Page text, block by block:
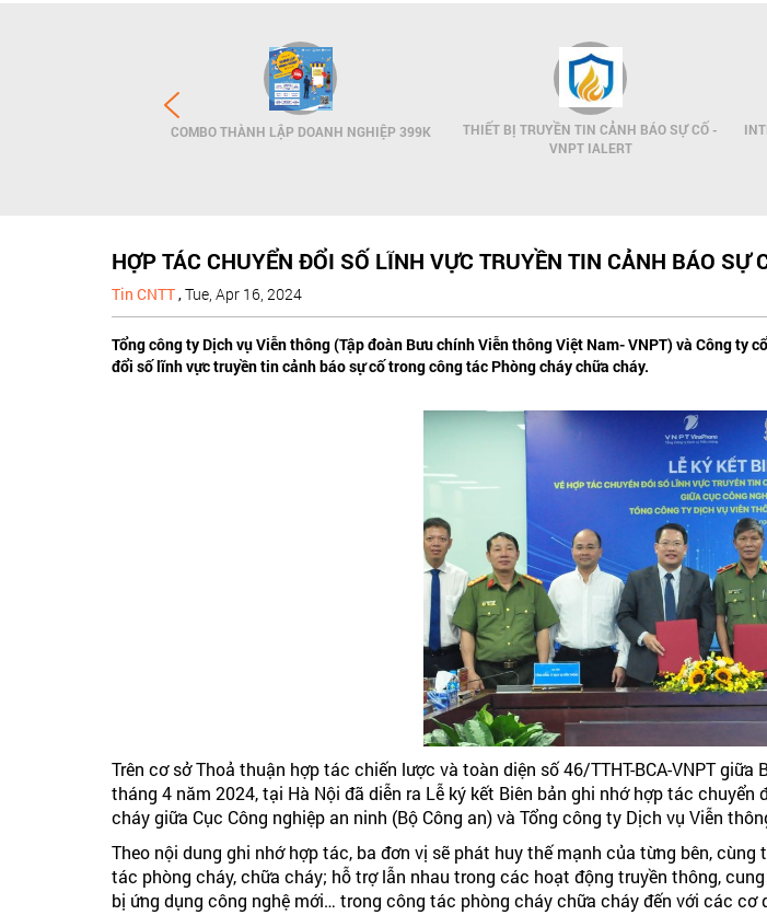
COMBO THÀNH LẬP DOANH NGHIỆP 399K
THIẾT BỊ TRUYỀN TIN CẢNH BÁO SỰ CỐ -
VNPT IALERT
HỢP TÁC CHUYỂN ĐỔI SỐ LĨNH VỰC TRUYỀN TIN CẢNH BÁO SỰ
Tin CNTT,Tue, Apr 16, 2024
Tổng công ty Dịch vụ Viễn thông (Tập đoàn Bưu chính Viễn thông Việt Nam- VNPT) và Công ty
đổi số lĩnh vực truyền tin cảnh báo sự cố trong công tác Phòng cháy chữa cháy.
Trên cơ sở Thoả thuận hợp tác chiến lược và toàn diện số 46/TTHT-BCA-VNPT
tháng 4 năm 2024, tại Hà Nội đã diễn ra Lễ ký kết Biên bản ghi nhớ hợp tác
cháy giữa Cục Công nghiệp an ninh (Bộ Công an) và Tổng công ty Dịch vụ Viễn
Theo nội dung ghi nhớ hợp tác, ba đơn vị sẽ phát huy thế mạnh của từng bên,
tác phòng cháy, chữa cháy; hỗ trợ lẫn nhau trong các hoạt động truyền thông,
bị ứng dụng công nghệ mới… trong công tác phòng cháy chữa cháy đến với các cơ